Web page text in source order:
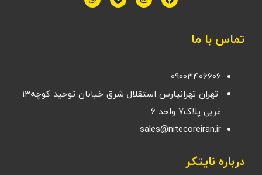
تماس با ما
09003406606
تهران تهرانپارس استقلال شرق خیابان توحید کوچه۱۳
غربی پلاک۷ واحد ۶
sales@nitecoreiran,ir
درباره نایتکر